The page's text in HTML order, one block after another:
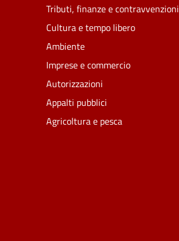
Tributi, finanze e contravvenzioni
Cultura e tempo libero
Ambiente
Imprese e commercio
Autorizzazioni
Appalti pubblici
Agricoltura e pesca